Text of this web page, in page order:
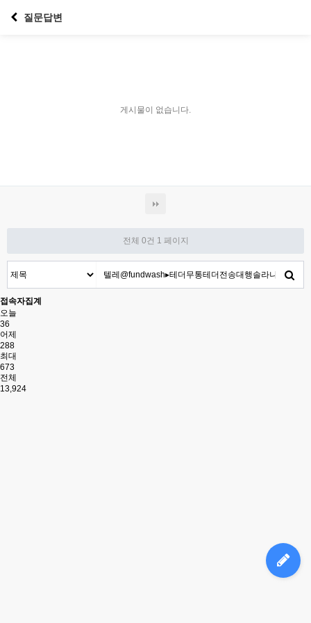
질문답변
게시물이 없습니다.
전체 0건 1 페이지
접속자집계
오늘
36
어제
288
최대
673
전체
13,924